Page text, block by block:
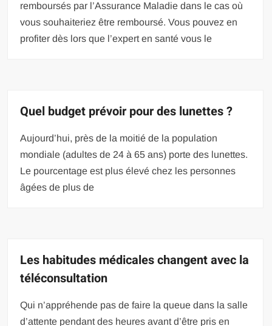
remboursés par l’Assurance Maladie dans le cas où
vous souhaiteriez être remboursé. Vous pouvez en
profiter dès lors que l’expert en santé vous le
Quel budget prévoir pour des lunettes ?
Aujourd’hui, près de la moitié de la population
mondiale (adultes de 24 à 65 ans) porte des lunettes.
Le pourcentage est plus élevé chez les personnes
âgées de plus de
Les habitudes médicales changent avec la
téléconsultation
Qui n’appréhende pas de faire la queue dans la salle
d’attente pendant des heures avant d’être pris en